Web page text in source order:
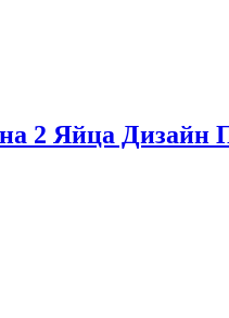
2 Яйца Дизайн